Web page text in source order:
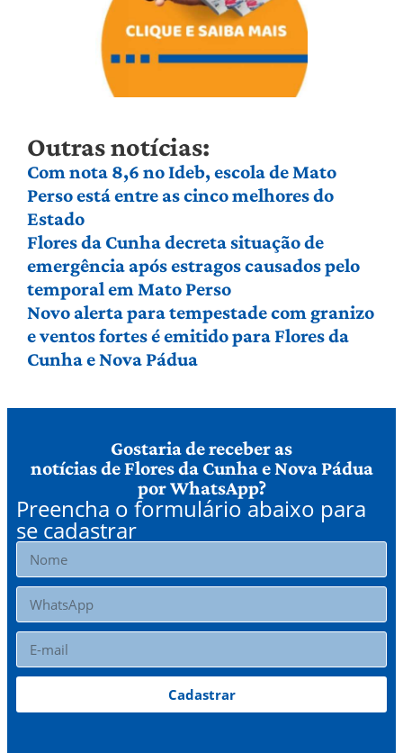
Outras notícias:
Com nota 8,6 no Ideb, escola de Mato
Perso está entre as cinco melhores do
Estado
Flores da Cunha decreta situação de
emergência após estragos causados pelo
temporal em Mato Perso
Novo alerta para tempestade com granizo
e ventos fortes é emitido para Flores da
Cunha e Nova Pádua
Gostaria de receber as
notícias de Flores da Cunha e Nova Pádua
por WhatsApp?
Preencha o formulário abaixo para
se cadastrar
Cadastrar